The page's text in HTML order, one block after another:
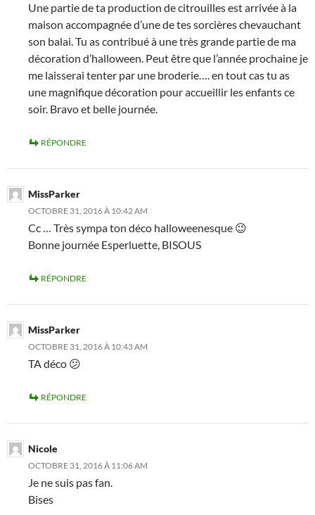
Une partie de ta production de citrouilles est arrivée à la
maison accompagnée d’une de tes sorcières chevauchant
son balai. Tu as contribué à une très grande partie de ma
décoration d’halloween. Peut être que l’année prochaine je
me laisserai tenter par une broderie…. en tout cas tu as
une magnifique décoration pour accueillir les enfants ce
soir. Bravo et belle journée.
RÉPONDRE
MissParker
OCTOBRE 31, 2016 À 10:42 AM
Cc … Très sympa ton déco halloweenesque 😉
Bonne journée Esperluette, BISOUS
RÉPONDRE
MissParker
OCTOBRE 31, 2016 À 10:43 AM
TA déco 😕
RÉPONDRE
Nicole
OCTOBRE 31, 2016 À 11:06 AM
Je ne suis pas fan.
Bises